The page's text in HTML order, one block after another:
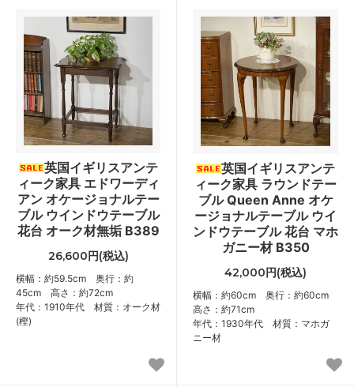
英国イギリスアンテ
ィーク家具 エドワーディ
アン オケージョナルテー
ブル ウインドウテーブル
花台 オーク材無垢 B389
26,600円(税込)
横幅：約59.5cm 奥行：約
45cm 高さ：約72cm
年代：1910年代 材質：オーク材
(樫)
英国イギリスアンテ
ィーク家具 ラウンドテー
ブル Queen Anne オケ
ージョナルテーブル ウイ
ンドウテーブル 花台 マホ
ガニー材 B350
42,000円(税込)
横幅：約60cm 奥行：約60cm
高さ：約71cm
年代：1930年代 材質：マホガ
ニー材